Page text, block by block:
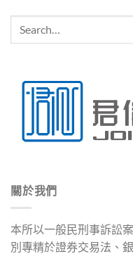
關於我們
本所以一般民刑事訴訟
別專精於證券交易法、